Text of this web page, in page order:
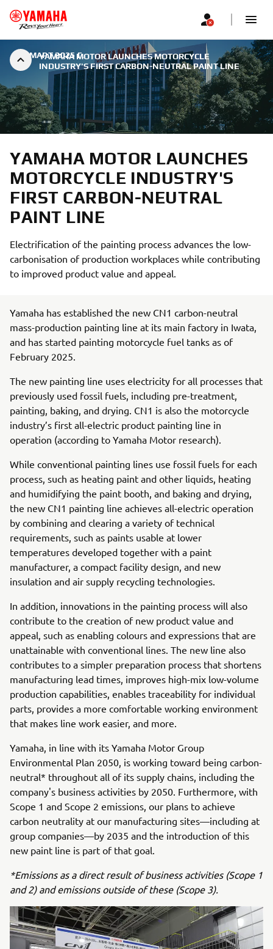
YAMAHA MOTOR LAUNCHES MOTORCYCLE
INDUSTRY'S FIRST CARBON-NEUTRAL PAINT LINE
2 МАРТ 2025 Г.
YAMAHA MOTOR LAUNCHES
MOTORCYCLE INDUSTRY'S
FIRST CARBON-NEUTRAL
PAINT LINE
Electrification of the painting process advances the low-
carbonisation of production workplaces while contributing
to improved product value and appeal.
Yamaha has established the new CN1 carbon-neutral
mass-production painting line at its main factory in Iwata,
and has started painting motorcycle fuel tanks as of
February 2025.
The new painting line uses electricity for all processes that
previously used fossil fuels, including pre-treatment,
painting, baking, and drying. CN1 is also the motorcycle
industry’s first all-electric product painting line in
operation (according to Yamaha Motor research).
While conventional painting lines use fossil fuels for each
process, such as heating paint and other liquids, heating
and humidifying the paint booth, and baking and drying,
the new CN1 painting line achieves all-electric operation
by combining and clearing a variety of technical
requirements, such as paints usable at lower
temperatures developed together with a paint
manufacturer, a compact facility design, and new
insulation and air supply recycling technologies.
In addition, innovations in the painting process will also
contribute to the creation of new product value and
appeal, such as enabling colours and expressions that are
unattainable with conventional lines. The new line also
contributes to a simpler preparation process that shortens
manufacturing lead times, improves high-mix low-volume
production capabilities, enables traceability for individual
parts, provides a more comfortable working environment
that makes line work easier, and more.
Yamaha, in line with its Yamaha Motor Group
Environmental Plan 2050, is working toward being carbon-
neutral* throughout all of its supply chains, including the
company's business activities by 2050. Furthermore, with
Scope 1 and Scope 2 emissions, our plans to achieve
carbon neutrality at our manufacturing sites—including at
group companies—by 2035 and the introduction of this
new paint line is part of that goal.
*Emissions as a direct result of business activities (Scope 1
and 2) and emissions outside of these (Scope 3).